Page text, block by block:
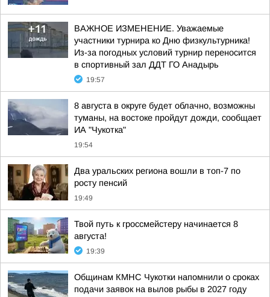
ВАЖНОЕ ИЗМЕНЕНИЕ. Уважаемые
участники турнира ко Дню физкультурника!
Из-за погодных условий турнир переносится
в спортивный зал ДДТ ГО Анадырь
19:57
8 августа в округе будет облачно, возможны
туманы, на востоке пройдут дожди, сообщает
ИА "Чукотка"
19:54
Два уральских региона вошли в топ-7 по
росту пенсий
19:49
Твой путь к гроссмейстеру начинается 8
августа!
19:39
Общинам КМНС Чукотки напомнили о сроках
подачи заявок на вылов рыбы в 2027 году